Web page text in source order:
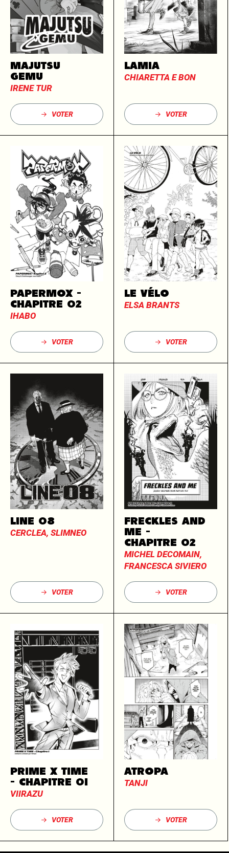
MAJUTSU
GEMU
IRENE TUR
VOTER
LAMIA
CHIARETTA E BON
VOTER
PAPERMOX -
CHAPITRE 02
IHABO
VOTER
LE VÉLO
ELSA BRANTS
VOTER
LINE 08
CERCLEA, SLIMNEO
VOTER
FRECKLES AND
ME -
CHAPITRE 02
MICHEL DECOMAIN,
FRANCESCA SIVIERO
VOTER
PRIME X TIME
- CHAPITRE 01
VIIRAZU
VOTER
ATROPA
TANJI
VOTER